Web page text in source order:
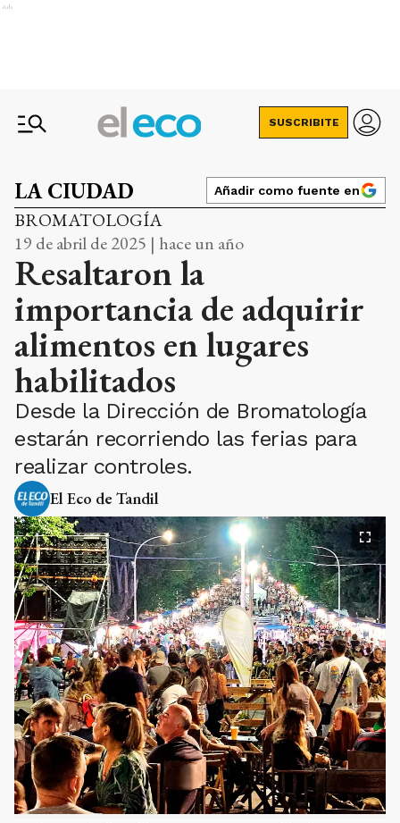
Ads
SUSCRIBITE
LA CIUDAD Añadir como fuente en
BROMATOLOGÍA
19 de abril de 2025 | hace un año
Resaltaron la
importancia de adquirir
alimentos en lugares
habilitados
Desde la Dirección de Bromatología
estarán recorriendo las ferias para
realizar controles.
El Eco de Tandil